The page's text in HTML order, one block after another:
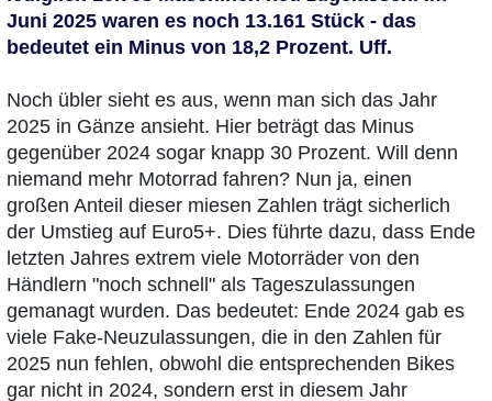
Juni 2025 waren es noch 13.161 Stück - das
bedeutet ein Minus von 18,2 Prozent. Uff.
Noch übler sieht es aus, wenn man sich das Jahr
2025 in Gänze ansieht. Hier beträgt das Minus
gegenüber 2024 sogar knapp 30 Prozent. Will denn
niemand mehr Motorrad fahren? Nun ja, einen
großen Anteil dieser miesen Zahlen trägt sicherlich
der Umstieg auf Euro5+. Dies führte dazu, dass Ende
letzten Jahres extrem viele Motorräder von den
Händlern "noch schnell" als Tageszulassungen
gemanagt wurden. Das bedeutet: Ende 2024 gab es
viele Fake-Neuzulassungen, die in den Zahlen für
2025 nun fehlen, obwohl die entsprechenden Bikes
gar nicht in 2024, sondern erst in diesem Jahr